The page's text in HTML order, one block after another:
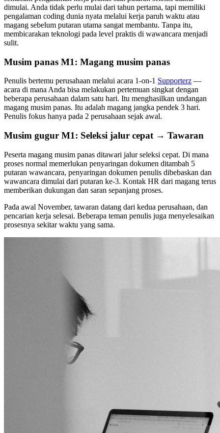
dimulai. Anda tidak perlu mulai dari tahun pertama, tapi memiliki
pengalaman coding dunia nyata melalui kerja paruh waktu atau
magang sebelum putaran utama sangat membantu. Tanpa itu,
membicarakan teknologi pada level praktis di wawancara menjadi
sulit.
Musim panas M1: Magang musim panas
Penulis bertemu perusahaan melalui acara 1-on-1 Supporterz —
acara di mana Anda bisa melakukan pertemuan singkat dengan
beberapa perusahaan dalam satu hari. Itu menghasilkan undangan
magang musim panas. Itu adalah magang jangka pendek 3 hari.
Penulis fokus hanya pada 2 perusahaan sejak awal.
Musim gugur M1: Seleksi jalur cepat → Tawaran
Peserta magang musim panas ditawari jalur seleksi cepat. Di mana
proses normal memerlukan penyaringan dokumen ditambah 5
putaran wawancara, penyaringan dokumen penulis dibebaskan dan
wawancara dimulai dari putaran ke-3. Kontak HR dari magang terus
memberikan dukungan dan saran sepanjang proses.
Pada awal November, tawaran datang dari kedua perusahaan, dan
pencarian kerja selesai. Beberapa teman penulis juga menyelesaikan
prosesnya sekitar waktu yang sama.